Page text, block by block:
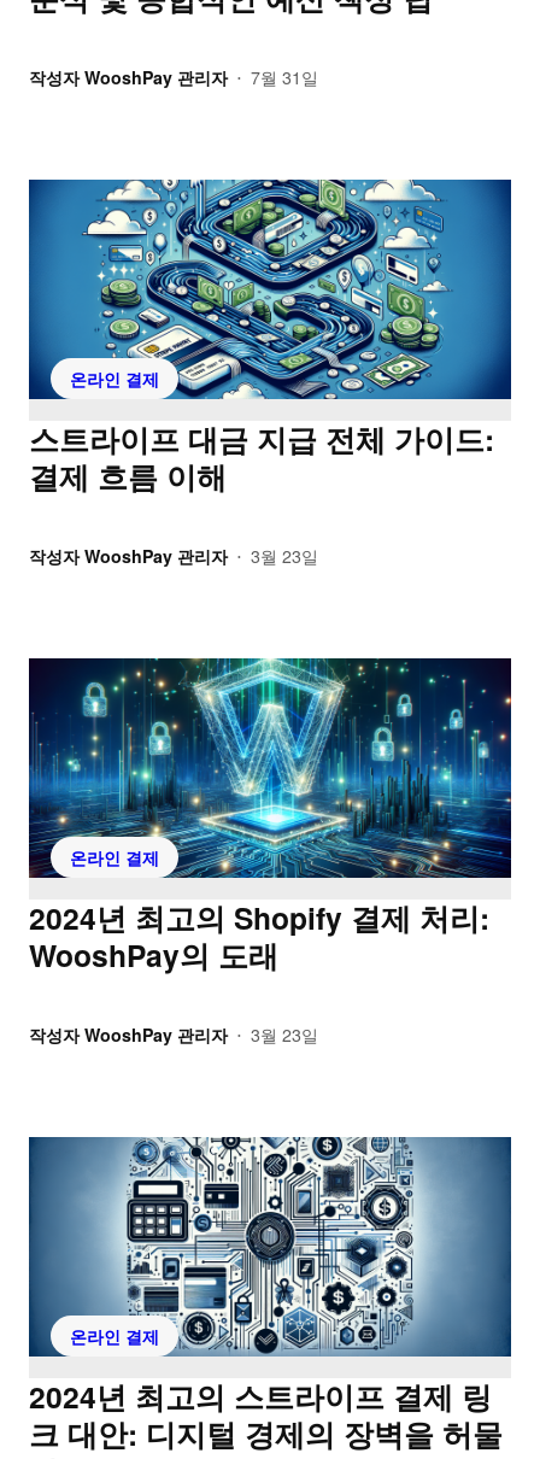
작성자 WooshPay 관리자 • 7월 31일
온라인 결제
스트라이프 대금 지급 전체 가이드:
결제 흐름 이해
작성자 WooshPay 관리자 • 3월 23일
온라인 결제
2024년 최고의 Shopify 결제 처리:
WooshPay의 도래
작성자 WooshPay 관리자 • 3월 23일
온라인 결제
2024년 최고의 스트라이프 결제 링
크 대안: 디지털 경제의 장벽을 허물